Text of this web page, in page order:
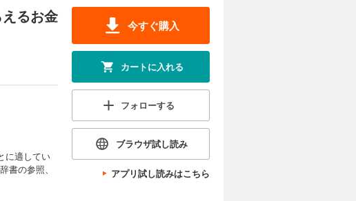
るお金
に適してい
書の参照、
今すぐ購入
カートに入れる
フォローする
ブラウザ試し読み
アプリ試し読みはこちら